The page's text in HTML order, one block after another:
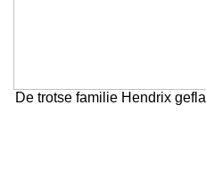
De trotse familie Hendrix